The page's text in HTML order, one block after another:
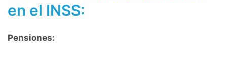
en el INSS:
Pensiones: